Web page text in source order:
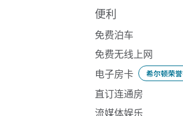
便利
免费泊车
免费无线上网
电子房卡
希尔顿荣
直订连通房
流媒体娱乐